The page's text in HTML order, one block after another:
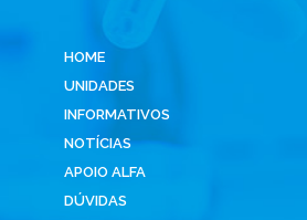
HOME
UNIDADES
INFORMATIVOS
NOTÍCIAS
APOIO ALFA
DÚVIDAS